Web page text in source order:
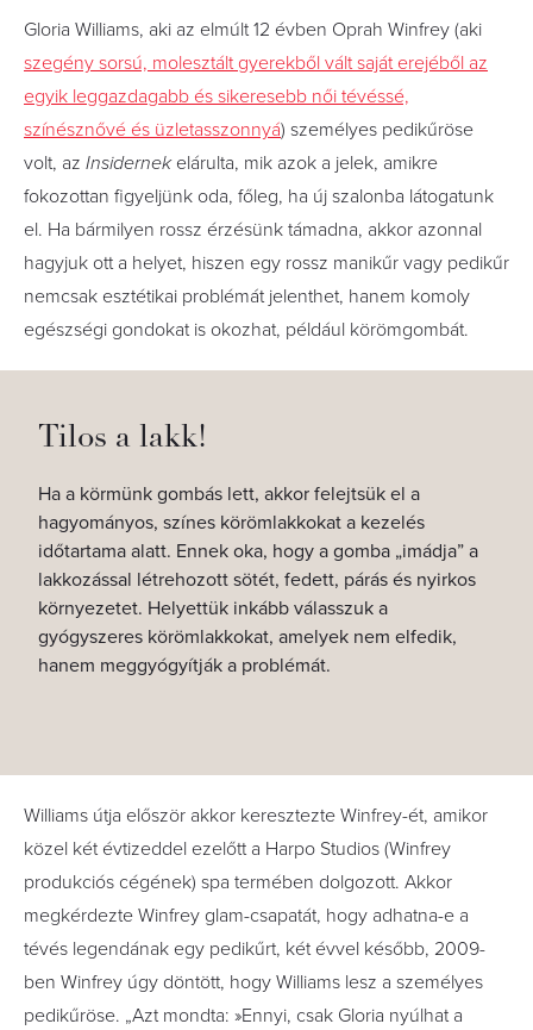
Gloria Williams, aki az elmúlt 12 évben Oprah Winfrey (aki
szegény sorsú, molesztált gyerekből vált saját erejéből az
egyik leggazdagabb és sikeresebb női tévéssé,
színésznővé és üzletasszonnyá) személyes pedikűröse
volt, az Insidernekelárulta, mik azok a jelek, amikre
fokozottan figyeljünk oda, főleg, ha új szalonba látogatunk
el. Ha bármilyen rossz érzésünk támadna, akkor azonnal
hagyjuk ott a helyet, hiszen egy rossz manikűr vagy pedikűr
nemcsak esztétikai problémát jelenthet, hanem komoly
egészségi gondokat is okozhat, például körömgombát.
Tilos a lakk!
Ha a körmünk gombás lett, akkor felejtsük el a
hagyományos, színes körömlakkokat a kezelés
időtartama alatt. Ennek oka, hogy a gomba „imádja” a
lakkozással létrehozott sötét, fedett, párás és nyirkos
környezetet. Helyettük inkább válasszuk a
gyógyszeres körömlakkokat, amelyek nem elfedik,
hanem meggyógyítják a problémát.
Williams útja először akkor keresztezte Winfrey-ét, amikor
közel két évtizeddel ezelőtt a Harpo Studios (Winfrey
produkciós cégének) spa termében dolgozott. Akkor
megkérdezte Winfrey glam-csapatát, hogy adhatna-e a
tévés legendának egy pedikűrt, két évvel később, 2009-
ben Winfrey úgy döntött, hogy Williams lesz a személyes
pedikűröse. „Azt mondta: »Ennyi, csak Gloria nyúlhat a